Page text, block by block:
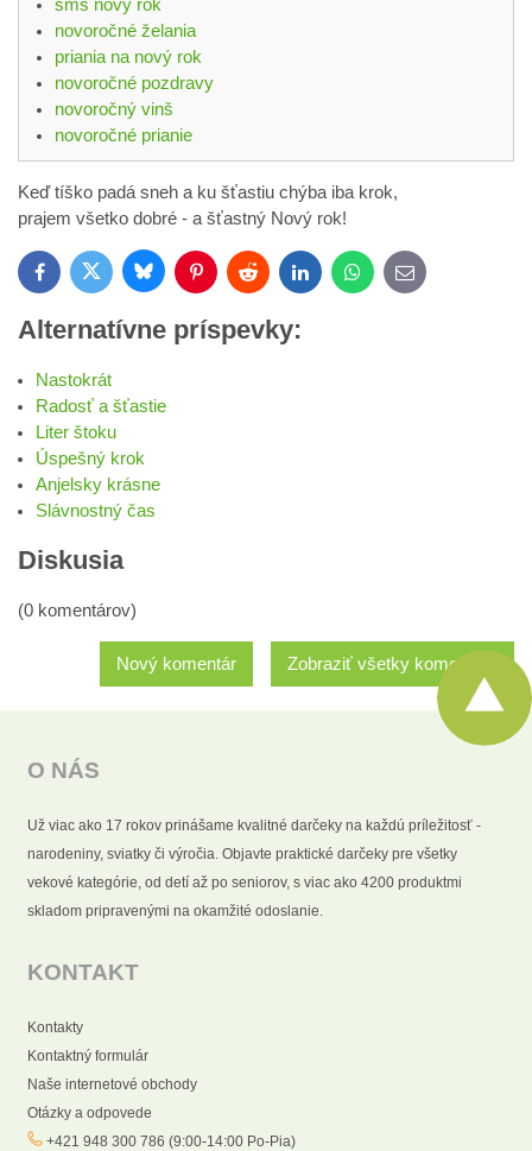
sms nový rok
novoročné želania
priania na nový rok
novoročné pozdravy
novoročný vinš
novoročné prianie
Keď tíško padá sneh a ku šťastiu chýba iba krok,
prajem všetko dobré - a šťastný Nový rok!
FacebookTwitter BlueskyPinterestReddit LinkedInWhatsApp
E-
mail
Alternatívne príspevky:
Nastokrát
Radosť a šťastie
Liter štoku
Úspešný krok
Anjelsky krásne
Slávnostný čas
Diskusia
(0 komentárov)
Zobraziť všetky komentáre
Nový komentár
O NÁS
Už viac ako 17 rokov prinášame kvalitné darčeky na každú príležitosť -
narodeniny, sviatky či výročia. Objavte praktické darčeky pre všetky
vekové kategórie, od detí až po seniorov, s viac ako 4200 produktmi
skladom pripravenými na okamžité odoslanie.
KONTAKT
Kontakty
Kontaktný formulár
Naše internetové obchody
Otázky a odpovede
+421 948 300 786 (9:00-14:00 Po-Pia)